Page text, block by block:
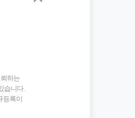
뢰하는
습니다.
등록이